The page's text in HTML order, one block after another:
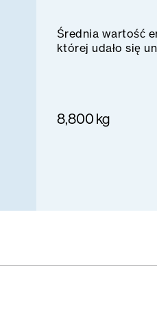
Średnia wartość
której udało się
8,800 kg